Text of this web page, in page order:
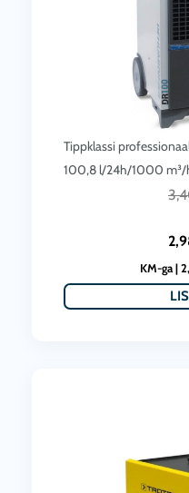
Tippklassi
100,8 l/24h/1000 m³/
r
c
e
KM-ga |